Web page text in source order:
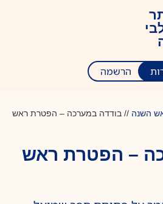
הרשמה
השנה // בודדה במערכה – הפטרת ראש
– הפטרת ראש